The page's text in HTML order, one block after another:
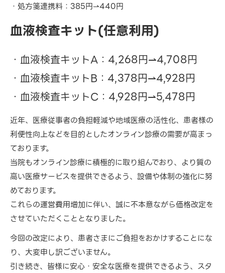
・処方箋連携料：385円⇀440円
血液検査キット(任意利用)
・血液検査キットA：4,268円⇀4,708円
・血液検査キットB：4,378円⇀4,928円
・血液検査キットC：4,928円⇀5,478円
近年、医療従事者の負担軽減や地域医療の活性化、患者様の
利便性向上などを目的としたオンライン診療の需要が高まっ
ております。
当院もオンライン診療に積極的に取り組んでおり、より質の
高い医療サービスを提供できるよう、設備や体制の強化に努
めております。
これらの運営費用増加に伴い、誠に不本意ながら価格改定を
させていただくこととなりました。
今回の改定により、患者さまにご負担をおかけすることにな
り、大変申し訳ございません。
引き続き、皆様に安心・安全な医療を提供できるよう、スタ